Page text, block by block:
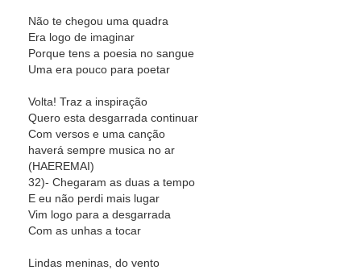
Não te chegou uma quadra
Era logo de imaginar
Porque tens a poesia no sangue
Uma era pouco para poetar
Volta! Traz a inspiração
Quero esta desgarrada continuar
Com versos e uma canção
haverá sempre musica no ar
(HAEREMAI)
32)- Chegaram as duas a tempo
E eu não perdi mais lugar
Vim logo para a desgarrada
Com as unhas a tocar
Lindas meninas, do vento